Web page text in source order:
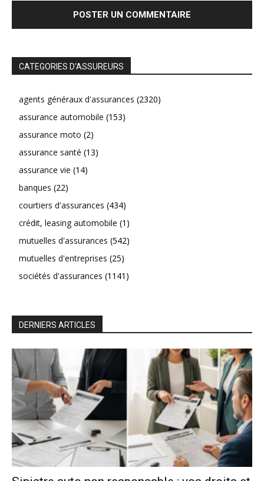
CATEGORIES D'ASSUREURS
agents généraux d'assurances (2320)
assurance automobile (153)
assurance moto (2)
assurance santé (13)
assurance vie (14)
banques (22)
courtiers d'assurances (434)
crédit, leasing automobile (1)
mutuelles d'assurances (542)
mutuelles d'entreprises (25)
sociétés d'assurances (1141)
DERNIERS ARTICLES